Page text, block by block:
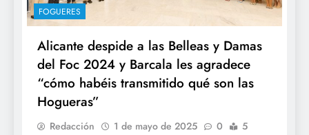
FOGUERES
Alicante despide a las Belleas y Damas
del Foc 2024 y Barcala les agradece
“cómo habéis transmitido qué son las
Hogueras”
Redacción 1 de mayo de 2025 0
5